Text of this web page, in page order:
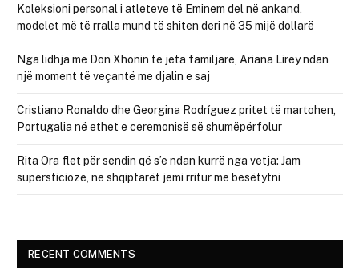
Koleksioni personal i atleteve të Eminem del në ankand,
modelet më të rralla mund të shiten deri në 35 mijë dollarë
Nga lidhja me Don Xhonin te jeta familjare, Ariana Lirey ndan
një moment të veçantë me djalin e saj
Cristiano Ronaldo dhe Georgina Rodríguez pritet të martohen,
Portugalia në ethet e ceremonisë së shumëpërfolur
Rita Ora flet për sendin që s’e ndan kurrë nga vetja: Jam
supersticioze, ne shqiptarët jemi rritur me besëtytni
RECENT COMMENTS